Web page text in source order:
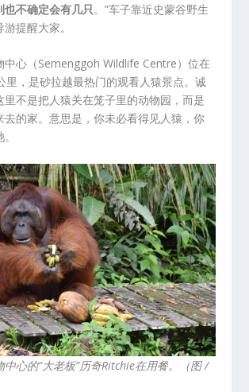
也不确定会有几只 。”车子靠近史蒙谷野生
提醒大家。
中心（Semenggoh Wildlife Centre）位在
里，是砂拉越最热门的观看人猿景点。诚
里不是把人猿关在笼子里的动物园，而是
去的家。意思是，你未必看得见人猿，你
中心的“大老板”历奇Ritchie在用餐。（图 /